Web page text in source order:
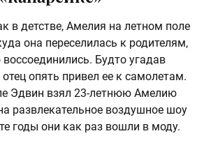
в детстве, Амелия на летном поле
она переселилась к родителям,
Будто угадав
опять привел ее к самолетам.
Эдвин взял 23-летнюю Амелию
развлекательное воздушное шоу
годы они как раз вошли в моду.